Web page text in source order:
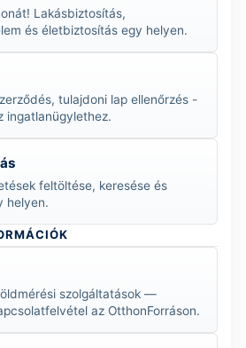
Lakásbiztosítás,
és élet­biztosítás egy helyen.
tulajdoni lap ellenőrzés -
ingatlanügylethez.
feltöltése, keresése és
helyen.
szolgáltatások —
az OtthonForráson.